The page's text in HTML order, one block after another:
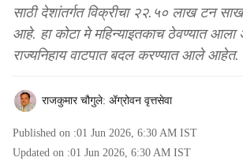
साठी देशांतर्गत विक्रीचा २२.५० लाख टन
आहे. हा कोटा मे महिन्याइतकाच ठेवण्यात आला
राज्यनिहाय वाटपात बदल करण्यात आले आहेत.
राजकुमार चौगुले: ॲग्रोवन वृत्तसेवा
Published on :01 Jun 2026, 6:30 AM IST
Updated on :01 Jun 2026, 6:30 AM IST